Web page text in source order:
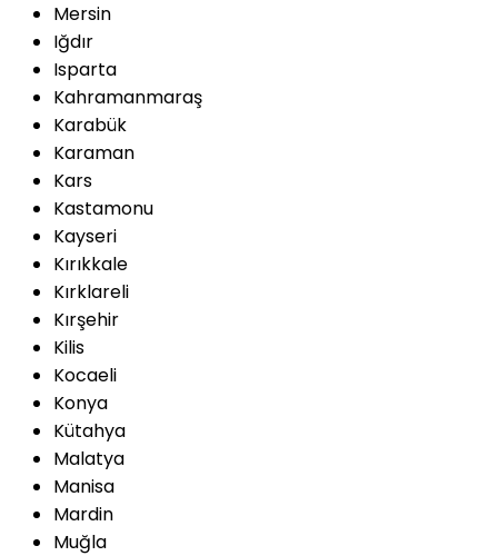
Mersin
Iğdır
Isparta
Kahramanmaraş
Karabük
Karaman
Kars
Kastamonu
Kayseri
Kırıkkale
Kırklareli
Kırşehir
Kilis
Kocaeli
Konya
Kütahya
Malatya
Manisa
Mardin
Muğla